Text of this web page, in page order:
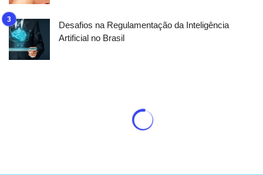
Desafios na Regulamentação da Inteligência
Artificial no Brasil